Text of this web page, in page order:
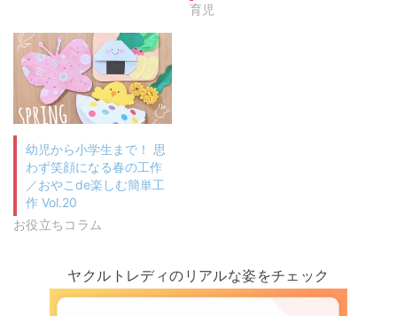
育児
幼児から小学生まで！ 思
わず笑顔になる春の工作
／おやこde楽しむ簡単工
作 Vol.20
お役立ちコラム
ヤクルトレディのリアルな姿をチェック